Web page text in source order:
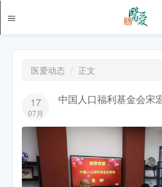
医爱动态 正文
17
07月
中国人口福利基金会宋